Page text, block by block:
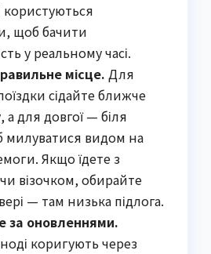
користуються
щоб бачити
у реальному часі.
місце. Для
сідайте ближче
а для довгої — біля
милуватися видом на
Якщо їдете з
візочком, обирайте
— там низька підлога.
за оновленнями.
коригують через